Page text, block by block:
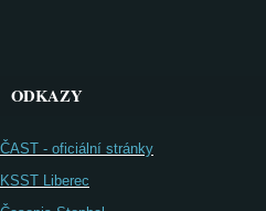
ODKAZY
ČAST - oficiální stránky
KSST Liberec